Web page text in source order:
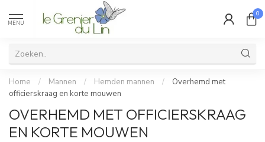
MENU
0
Home / Mannen / Hemden mannen /
Overhemd met
officierskraag en korte mouwen
OVERHEMD MET OFFICIERSKRAAG
EN KORTE MOUWEN